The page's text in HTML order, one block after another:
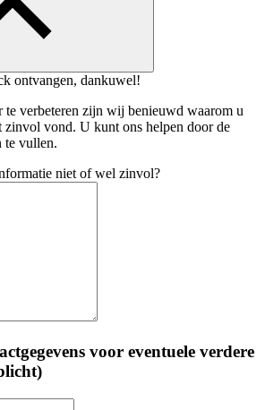
ontvangen, dankuwel!
te verbeteren zijn wij benieuwd waarom u
zinvol vond. U kunt ons helpen door de
te vullen.
niet of wel zinvol?
voor eventuele verdere